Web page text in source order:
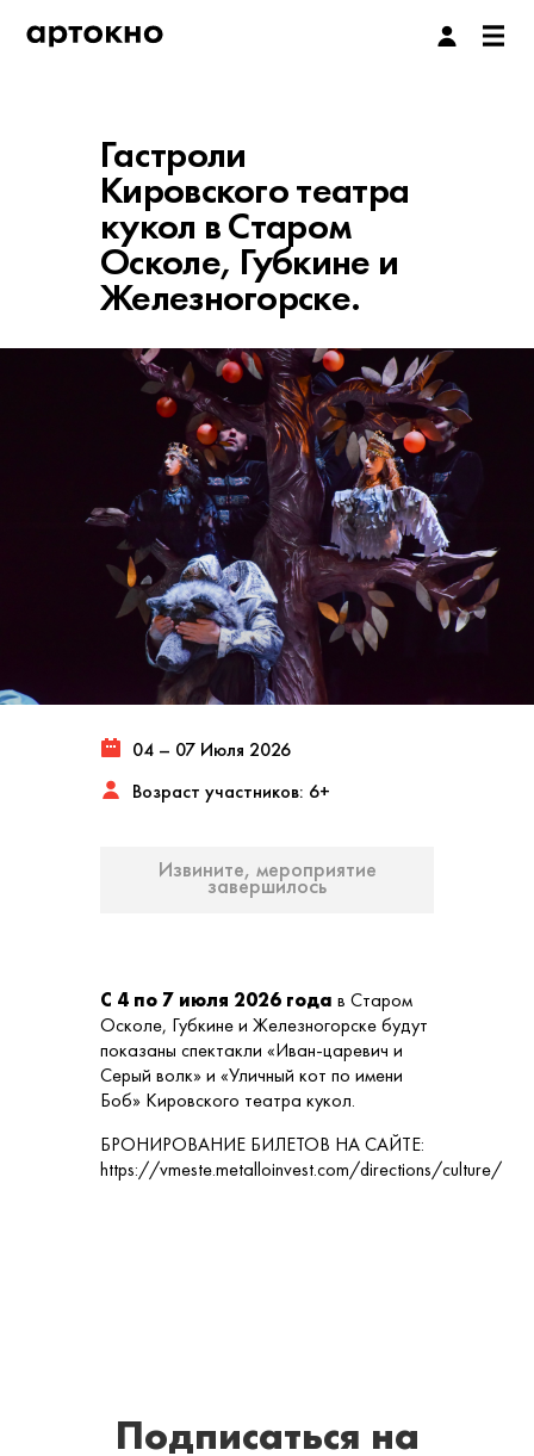
Гастроли
Кировского театра
кукол в Старом
Осколе, Губкине и
Железногорске.
04 – 07 Июля 2026
Возраст участников: 6+
Извините, мероприятие
завершилось
С 4 по 7 июля 2026 года в Старом
Осколе, Губкине и Железногорске будут
показаны спектакли «Иван-царевич и
Серый волк» и «Уличный кот по имени
Боб» Кировского театра кукол.
БРОНИРОВАНИЕ БИЛЕТОВ НА САЙТЕ:
https://vmeste.metalloinvest.com/directions/culture/
Подписаться на